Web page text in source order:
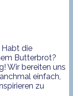
Habt die
Butterbrot?
Wir bereiten uns
einfach,
zu